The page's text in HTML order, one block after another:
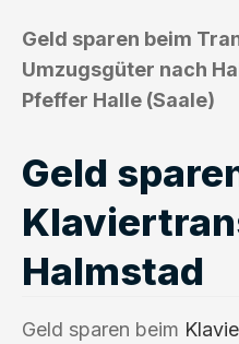
Geld sparen beim
Umzugsgüter nach
Pfeffer Halle (Saale)
Geld
Halmstad
Geld sparen beim